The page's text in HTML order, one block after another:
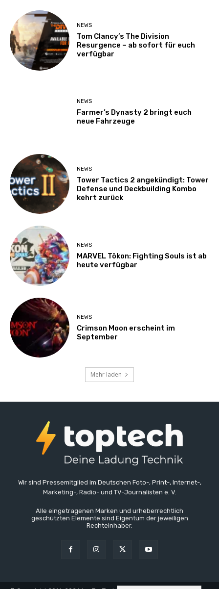
NEWS
Tom Clancy’s The Division
Resurgence – ab sofort für euch
verfügbar
NEWS
Farmer’s Dynasty 2 bringt euch
neue Fahrzeuge
NEWS
Tower Tactics 2 angekündigt: Tower
Defense und Deckbuilding Kombo
kehrt zurück
NEWS
MARVEL Tōkon: Fighting Souls ist ab
heute verfügbar
NEWS
Crimson Moon erscheint im
September
Mehr laden
Wir sind Pressemitglied im Deutschen Foto-, Print-, Internet-,
Marketing-, Radio- und TV-Journalisten e. V.
Alle eingetragenen Marken und urheberrechtlich
geschützten Elemente sind Eigentum der jeweiligen
Rechteinhaber.